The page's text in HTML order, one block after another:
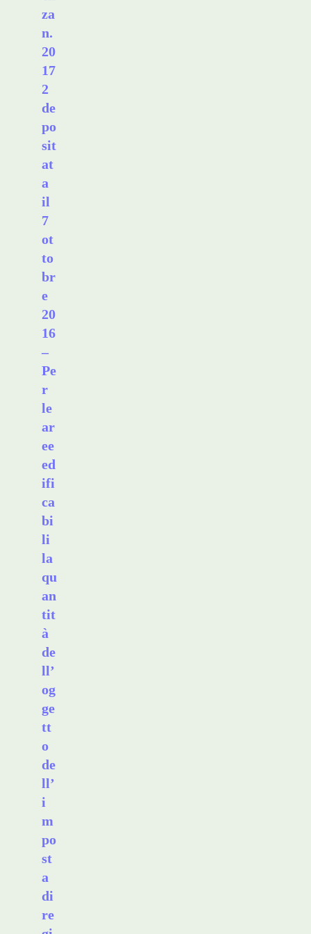
za
n.
20
17
2
de
po
sit
at
a
il
7
ot
to
br
e
20
16
–
Pe
r
le
ar
ee
ed
ifi
ca
bi
li
la
qu
an
tit
à
de
ll’
og
ge
tt
o
de
ll’
i
m
po
st
a
di
re